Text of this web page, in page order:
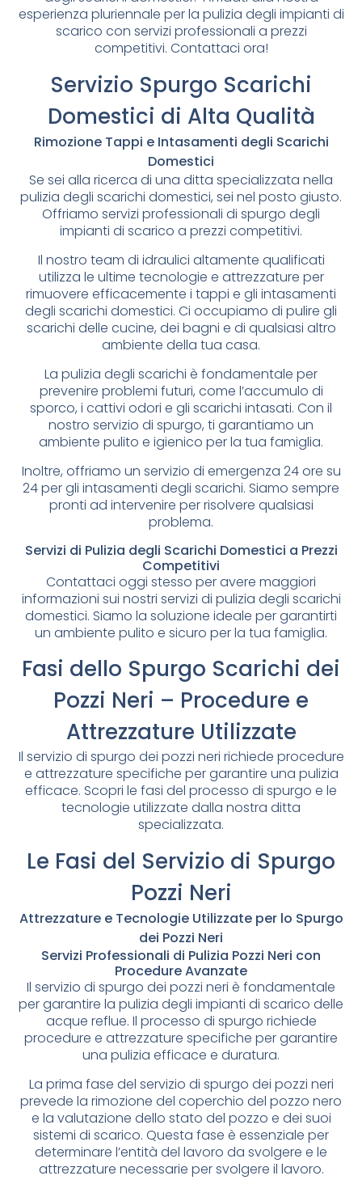
esperienza pluriennale per la pulizia degli impianti di
scarico con servizi professionali a prezzi
competitivi. Contattaci ora!
Servizio Spurgo Scarichi
Domestici di Alta Qualità
Rimozione Tappi e Intasamenti degli Scarichi
Domestici
Se sei alla ricerca di una ditta specializzata nella
pulizia degli scarichi domestici, sei nel posto giusto.
Offriamo servizi professionali di spurgo degli
impianti di scarico a prezzi competitivi.
Il nostro team di idraulici altamente qualificati
utilizza le ultime tecnologie e attrezzature per
rimuovere efficacemente i tappi e gli intasamenti
degli scarichi domestici. Ci occupiamo di pulire gli
scarichi delle cucine, dei bagni e di qualsiasi altro
ambiente della tua casa.
La pulizia degli scarichi è fondamentale per
prevenire problemi futuri, come l’accumulo di
sporco, i cattivi odori e gli scarichi intasati. Con il
nostro servizio di spurgo, ti garantiamo un
ambiente pulito e igienico per la tua famiglia.
Inoltre, offriamo un servizio di emergenza 24 ore su
24 per gli intasamenti degli scarichi. Siamo sempre
pronti ad intervenire per risolvere qualsiasi
problema.
Servizi di Pulizia degli Scarichi Domestici a Prezzi
Competitivi
Contattaci oggi stesso per avere maggiori
informazioni sui nostri servizi di pulizia degli scarichi
domestici. Siamo la soluzione ideale per garantirti
un ambiente pulito e sicuro per la tua famiglia.
Fasi dello Spurgo Scarichi dei
Pozzi Neri – Procedure e
Attrezzature Utilizzate
Il servizio di spurgo dei pozzi neri richiede procedure
e attrezzature specifiche per garantire una pulizia
efficace. Scopri le fasi del processo di spurgo e le
tecnologie utilizzate dalla nostra ditta
specializzata.
Le Fasi del Servizio di Spurgo
Pozzi Neri
Attrezzature e Tecnologie Utilizzate per lo Spurgo
dei Pozzi Neri
Servizi Professionali di Pulizia Pozzi Neri con
Procedure Avanzate
Il servizio di spurgo dei pozzi neri è fondamentale
per garantire la pulizia degli impianti di scarico delle
acque reflue. Il processo di spurgo richiede
procedure e attrezzature specifiche per garantire
una pulizia efficace e duratura.
La prima fase del servizio di spurgo dei pozzi neri
prevede la rimozione del coperchio del pozzo nero
e la valutazione dello stato del pozzo e dei suoi
sistemi di scarico. Questa fase è essenziale per
determinare l’entità del lavoro da svolgere e le
attrezzature necessarie per svolgere il lavoro.